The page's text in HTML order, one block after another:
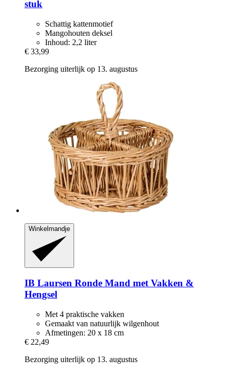
stuk
Schattig kattenmotief
Mangohouten deksel
Inhoud: 2,2 liter
€ 33,99
Bezorging uiterlijk op 13. augustus
Winkelmandje
IB Laursen Ronde Mand met Vakken &
Hengsel
Met 4 praktische vakken
Gemaakt van natuurlijk wilgenhout
Afmetingen: 20 x 18 cm
€ 22,49
Bezorging uiterlijk op 13. augustus